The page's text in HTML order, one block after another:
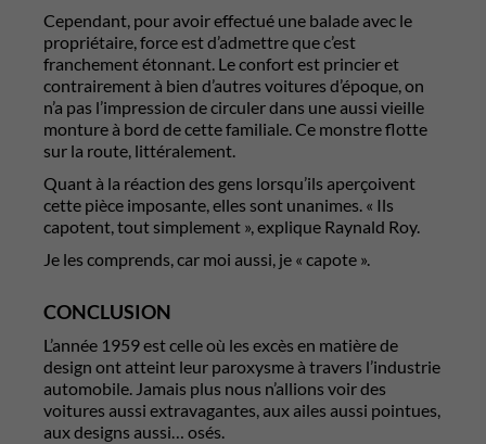
Cependant, pour avoir effectué une balade avec le
propriétaire, force est d’admettre que c’est
franchement étonnant. Le confort est princier et
contrairement à bien d’autres voitures d’époque, on
n’a pas l’impression de circuler dans une aussi vieille
monture à bord de cette familiale. Ce monstre flotte
sur la route, littéralement.
Quant à la réaction des gens lorsqu’ils aperçoivent
cette pièce imposante, elles sont unanimes. « Ils
capotent, tout simplement », explique Raynald Roy.
Je les comprends, car moi aussi, je « capote ».
CONCLUSION
L’année 1959 est celle où les excès en matière de
design ont atteint leur paroxysme à travers l’industrie
automobile. Jamais plus nous n’allions voir des
voitures aussi extravagantes, aux ailes aussi pointues,
aux designs aussi… osés.